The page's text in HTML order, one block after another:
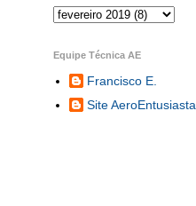
Equipe Técnica AE
Francisco E.
Site AeroEntusiasta